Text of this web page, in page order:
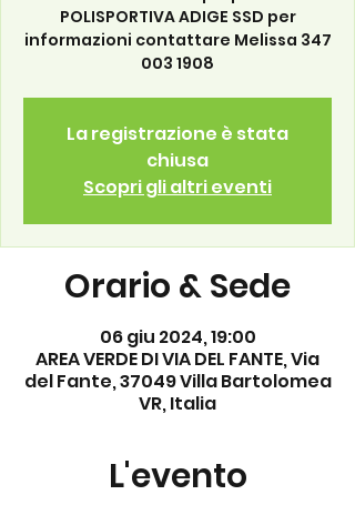
POLISPORTIVA ADIGE SSD per
informazioni contattare Melissa 347
003 1908
La registrazione è stata
chiusa
Scopri gli altri eventi
Orario & Sede
06 giu 2024, 19:00
AREA VERDE DI VIA DEL FANTE, Via
del Fante, 37049 Villa Bartolomea
VR, Italia
L'evento